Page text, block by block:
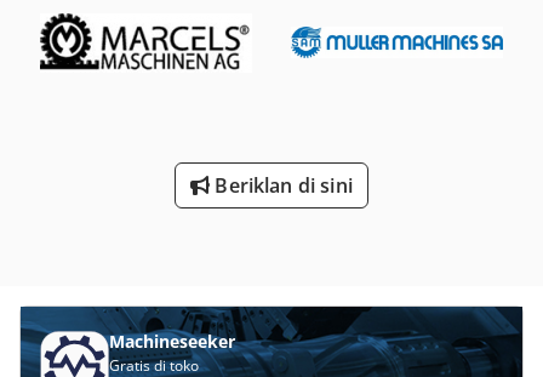
Beriklan di sini
Machineseeker
Gratis di toko